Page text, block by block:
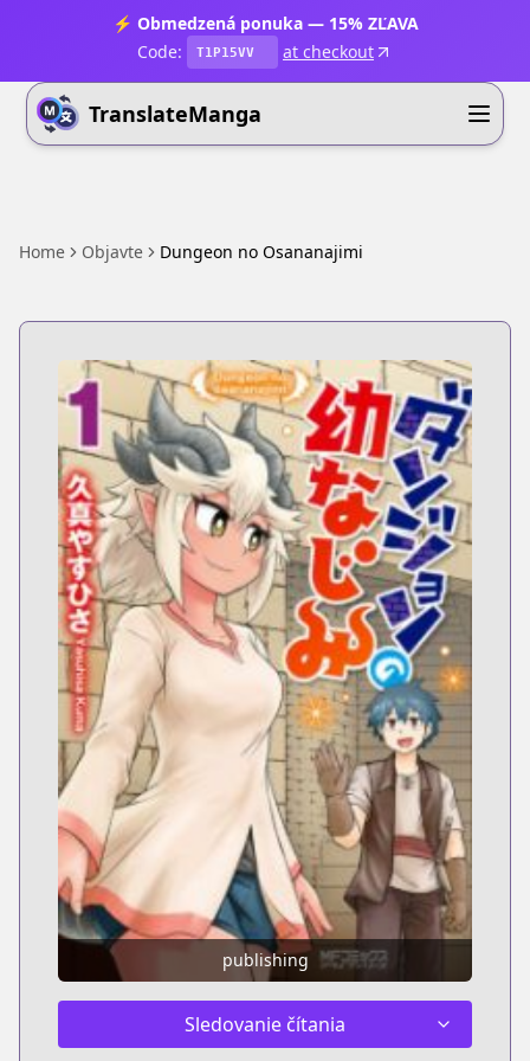
⚡ Obmedzená ponuka — 15% ZĽAVA
Code:
T1P15VV at checkout
TranslateManga
Home Objavte Dungeon no Osananajimi
publishing
Sledovanie čítania